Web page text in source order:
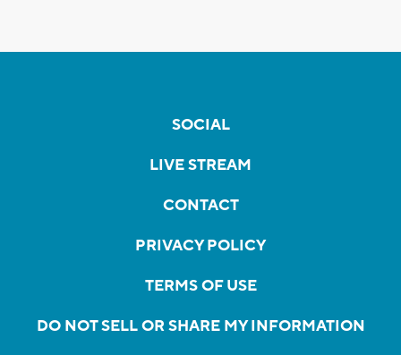
SOCIAL
LIVE STREAM
CONTACT
PRIVACY POLICY
TERMS OF USE
DO NOT SELL OR SHARE MY INFORMATION